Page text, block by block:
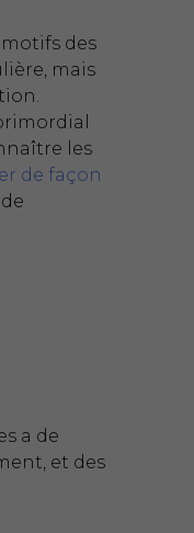
des
mais
les
de façon
a de
et des